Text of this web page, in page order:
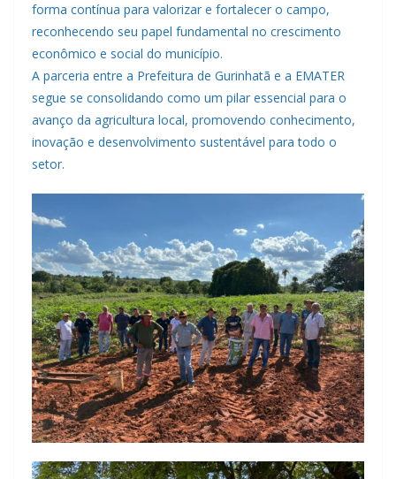
forma contínua para valorizar e fortalecer o campo,
reconhecendo seu papel fundamental no crescimento
econômico e social do município.
A parceria entre a Prefeitura de Gurinhatã e a EMATER
segue se consolidando como um pilar essencial para o
avanço da agricultura local, promovendo conhecimento,
inovação e desenvolvimento sustentável para todo o
setor.